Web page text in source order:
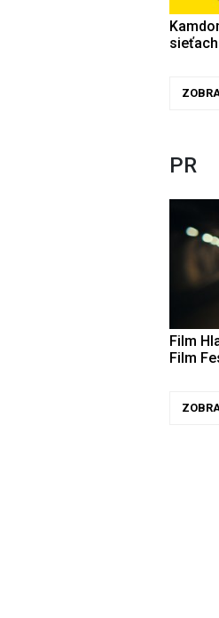
sieťach
PR
Film
Film